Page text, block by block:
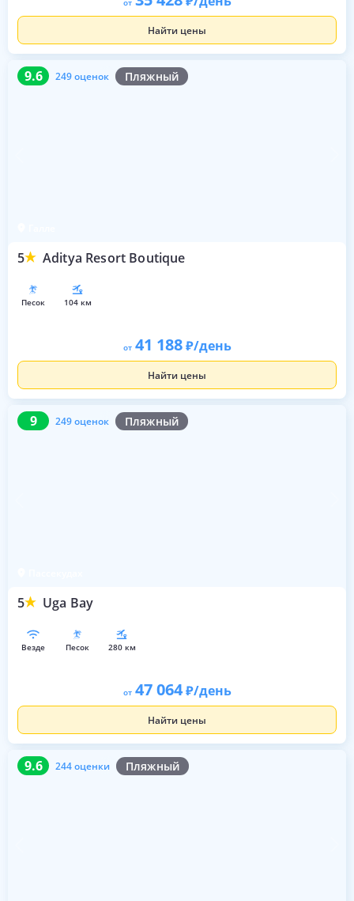
от
Найти цены
9.6 249 оценок Пляжный
5 Aditya Resort Boutique
9.6 249 оценок
песок 104 км
от 41 188 /день
Найти цены
9 249 оценок Пляжный
5 Uga Bay
9 249 оценок
везде песок 280 км
от 47 064 /день
Найти цены
9.6 244 оценки Пляжный
9.6 244 оценки